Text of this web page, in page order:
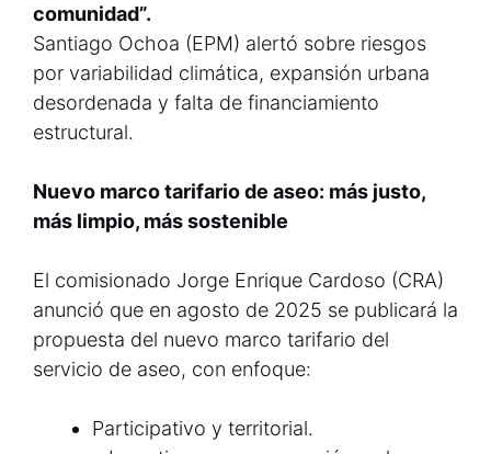
comunidad”.
Santiago Ochoa (EPM) alertó sobre riesgos
por variabilidad climática, expansión urbana
desordenada y falta de financiamiento
estructural.
Nuevo marco tarifario de aseo: más justo,
más limpio, más sostenible
El comisionado Jorge Enrique Cardoso (CRA)
anunció que en agosto de 2025 se publicará la
propuesta del nuevo marco tarifario del
servicio de aseo, con enfoque:
Participativo y territorial.